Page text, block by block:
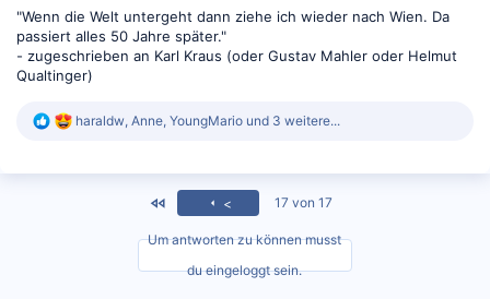
"Wenn die Welt untergeht dann ziehe ich wieder nach Wien. Da
passiert alles 50 Jahre später."
- zugeschrieben an Karl Kraus (oder Gustav Mahler oder Helmut
Qualtinger)
R
k
haraldw, Anne, YoungMario und 3 weitere...
< 17 von 17
Um antworten zu können musst
du eingeloggt sein.